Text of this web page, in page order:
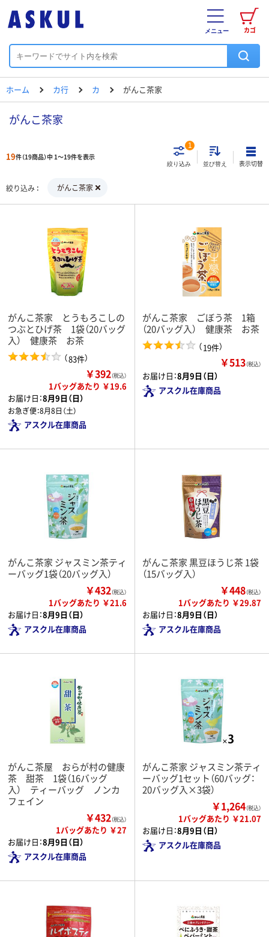
カゴ
メニュー
ホーム カ行 カ がんこ茶家
がんこ茶家
19件（19商品）中 1～19件を表示
絞り込み
1
並び替え 表示切替
絞り込み がんこ茶家
がんこ茶家 とうもろこしの
つぶとひげ茶 1袋（20バッグ
入） 健康茶 お茶
（83件）
￥392（税込）
1バッグあたり ￥19.6
お届け日：8月9日（日）
お急ぎ便：8月8日（土）
アスクル在庫商品
がんこ茶家 ごぼう茶 1箱
（20バッグ入） 健康茶 お茶
（19件）
￥513（税込）
お届け日：8月9日（日）
アスクル在庫商品
がんこ茶家 ジャスミン茶ティ
ーバッグ1袋（20バッグ入）
￥432（税込）
1バッグあたり ￥21.6
お届け日：8月9日（日）
アスクル在庫商品
がんこ茶家 黒豆ほうじ茶 1袋
（15バッグ入）
￥448（税込）
1バッグあたり ￥29.87
お届け日：8月9日（日）
アスクル在庫商品
がんこ茶屋 おらが村の健康
茶 甜茶 1袋（16バッグ
入） ティーバッグ ノンカ
フェイン
￥432（税込）
1バッグあたり ￥27
お届け日：8月9日（日）
アスクル在庫商品
がんこ茶家 ジャスミン茶ティ
ーバッグ1セット（60バッグ：
20バッグ入×3袋）
￥1,264（税込）
1バッグあたり ￥21.07
お届け日：8月9日（日）
アスクル在庫商品